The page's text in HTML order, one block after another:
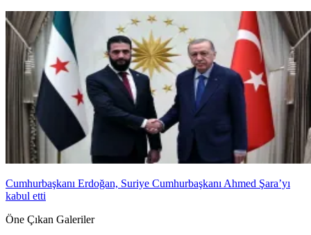
Cumhurbaşkanı Erdoğan, Suriye Cumhurbaşkanı Ahmed Şara’yı
kabul etti
Öne Çıkan Galeriler